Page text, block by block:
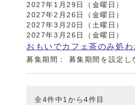
2027年1月29日（金曜日）
2027年2月26日（金曜日）
2027年3月20日（土曜日）
2027年3月26日（金曜日）
おもいでカフェ茶のみ処わ
募集期間： 募集期間を設定し
全4件中1から4件目